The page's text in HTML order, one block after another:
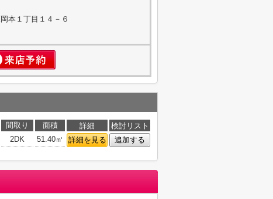
本１丁目１４－６
間取り 面積 詳細
検討リスト
2DK 51.40㎡ 詳細を見る 追加する